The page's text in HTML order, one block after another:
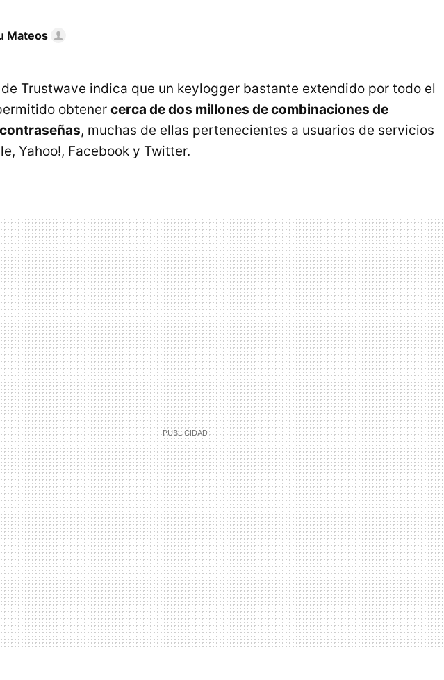
Mateos
Trustwave indica que un keylogger bastante extendido por todo el
obtener cerca de dos millones de combinaciones de
, muchas de ellas pertenecientes a usuarios de servicios
Yahoo!, Facebook y Twitter.